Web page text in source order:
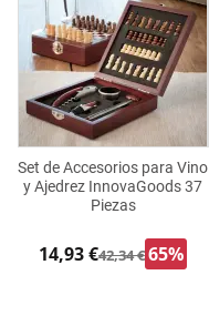
Set de Accesorios para Vino
y Ajedrez InnovaGoods 37
Piezas
14,93 €42,34 €65%